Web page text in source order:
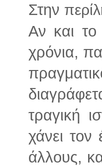
Στην
Αν και το
χρόνια,
τραγική
χάνει τον
άλλους,